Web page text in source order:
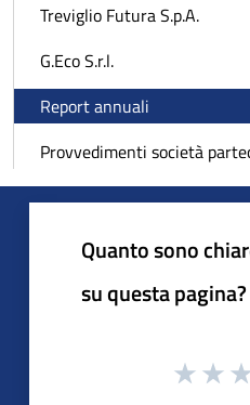
Treviglio Futura S.p.A.
G.Eco S.r.l.
Report annuali
Provvedimenti società
Quanto sono
su questa pagina?